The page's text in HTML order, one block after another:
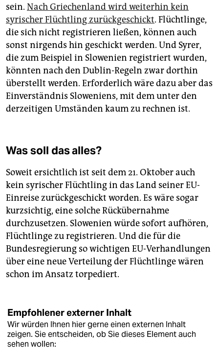
sein. Nach Griechenland wird weiterhin kein
syrischer Flüchtling zurückgeschickt. Flüchtlinge,
die sich nicht registrieren ließen, können auch
sonst nirgends hin geschickt werden. Und Syrer,
die zum Beispiel in Slowenien registriert wurden,
könnten nach den Dublin-Regeln zwar dorthin
überstellt werden. Erforderlich wäre dazu aber das
Einverständnis Sloweniens, mit dem unter den
derzeitigen Umständen kaum zu rechnen ist.
Was soll das alles?
Soweit ersichtlich ist seit dem 21. Oktober auch
kein syrischer Flüchtling in das Land seiner EU-
Einreise zurückgeschickt worden. Es wäre sogar
kurzsichtig, eine solche Rückübernahme
durchzusetzen. Slowenien würde sofort aufhören,
Flüchtlinge zu registrieren. Und die für die
Bundesregierung so wichtigen EU-Verhandlungen
über eine neue Verteilung der Flüchtlinge wären
schon im Ansatz torpediert.
Empfohlener externer Inhalt
Wir würden Ihnen hier gerne einen externen Inhalt
zeigen. Sie entscheiden, ob Sie dieses Element auch
sehen wollen: